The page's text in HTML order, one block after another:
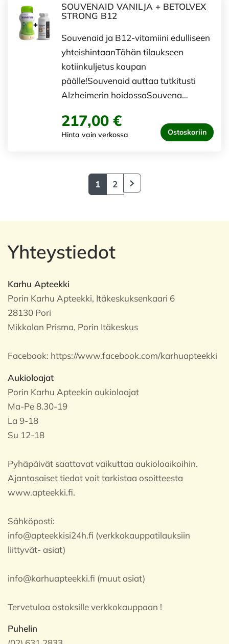
SOUVENAID VANILJA + BETOLVEX
STRONG B12
Souvenaid ja B12-vitamiini edulliseen
yhteishintaanTähän tilaukseen
kotiinkuljetus kaupan
päälle!Souvenaid auttaa tutkitusti
Alzheimerin hoidossaSouvena…
217,00 €
Hinta vain verkossa Ostoskoriin
1 2
Yhteystiedot
Karhu Apteekki
Porin Karhu Apteekki, Itäkeskuksenkaari 6
28130 Pori
Mikkolan Prisma, Porin Itäkeskus
Facebook: https://www.facebook.com/karhuapteekki
Aukioloajat
Porin Karhu Apteekin aukioloajat
Ma-Pe 8.30-19
La 9-18
Su 12-18
Pyhäpäivät saattavat vaikuttaa aukioloaikoihin.
Ajantasaiset tiedot voit tarkistaa osoitteesta
www.apteekki.fi.
Sähköposti:
info@apteekkisi24h.fi (verkkokauppatilauksiin
liittyvät- asiat)
info@karhuapteekki.fi (muut asiat)
Tervetuloa ostoksille verkkokauppaan !
Puhelin